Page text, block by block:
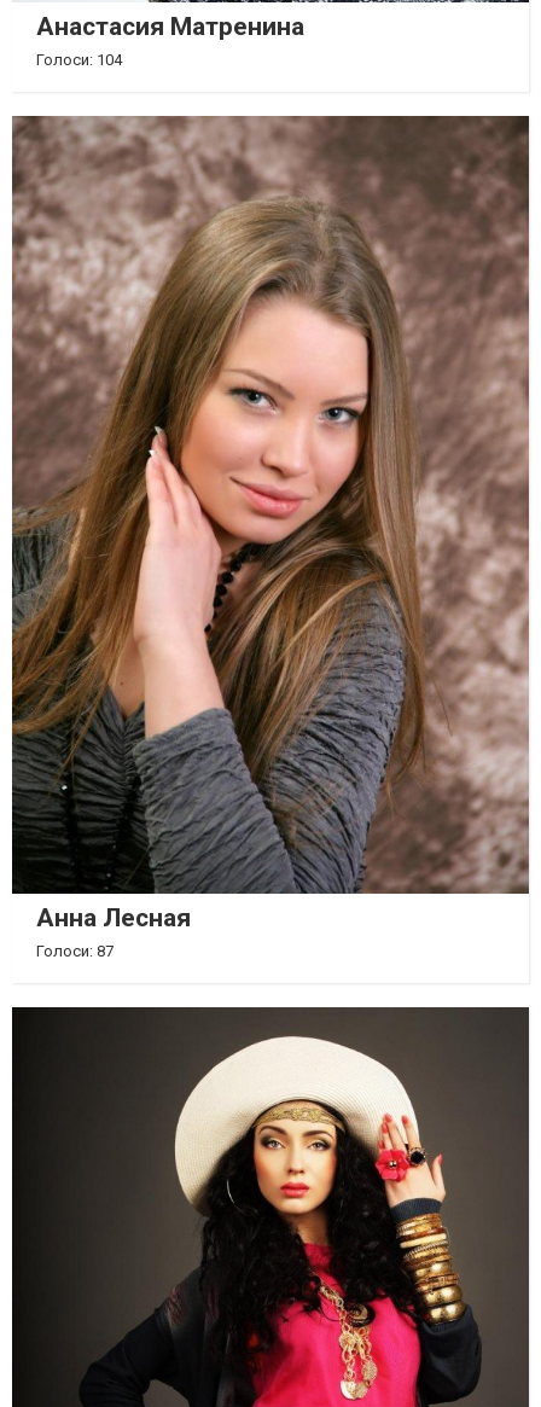
Анастасия Матренина
Голоси: 104
Анна Лесная
Голоси: 87